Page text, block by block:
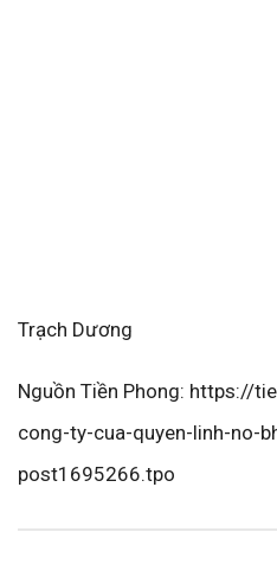
Trạch Dương
Nguồn Tiền Phong: https://
cong-ty-cua-quyen-linh-no-
post1695266.tpo